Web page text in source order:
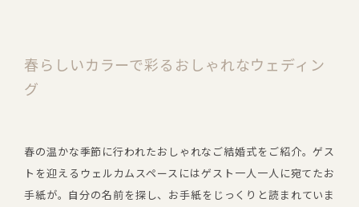
春らしいカラーで彩るおしゃれなウェディン
グ
春の温かな季節に行われたおしゃれなご結婚式をご紹介。ゲス
トを迎えるウェルカムスペースにはゲスト一人一人に宛てたお
手紙が。自分の名前を探し、お手紙をじっくりと読まれていま